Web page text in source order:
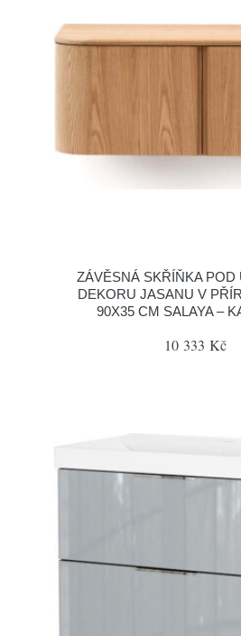
ZÁVĚSNÁ SKŘÍŇKA POD
DEKORU JASANU V
90X35 CM SALAYA –
10 333 Kč